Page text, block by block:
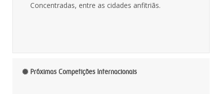
Concentradas, entre as cidades anfitriãs.
Próximas Competições Internacionais